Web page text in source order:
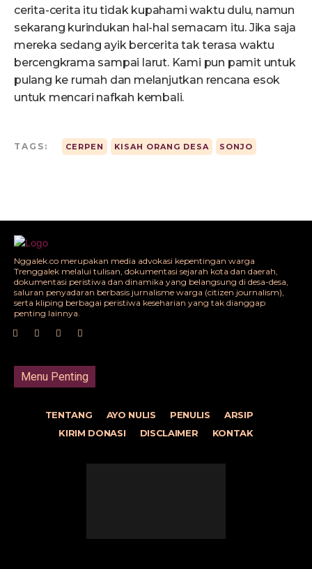
cerita-cerita itu tidak kupahami waktu dulu, namun
sekarang kurindukan hal-hal semacam itu. Jika saja
mereka sedang ayik bercerita tak terasa waktu
bercengkrama sampai larut. Kami pun pamit untuk
pulang ke rumah dan melanjutkan rencana esok
untuk mencari nafkah kembali.
TAGS: CERPEN KISAH ORANG DESA SONJO
Nggalek.co merupakan media advokasi kepentingan warga
Trenggalek melalui tulisan, dokumentasi sejarah kota dan daerah,
dokumentasi peristiwa dan dinamika yang belangsung di desa-desa,
saluran penyadaran berbasis jurnalisme warga (citizen journalism),
serta kliping berbagai peristiwa keseharian yang tak dianggap
penting lainnya.
Menu Penting
TENTANG AYO NULIS PENULIS
ARSIP
KIRIM DONASI
DISCLAIMER KONTAK